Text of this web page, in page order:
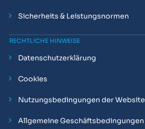
Sicherheits & Leistungsnormen
RECHTLICHE HINWEISE
Datenschutzerklärung
Cookies
Nutzungsbedingungen der Website
Allgemeine Geschäftsbedingungen